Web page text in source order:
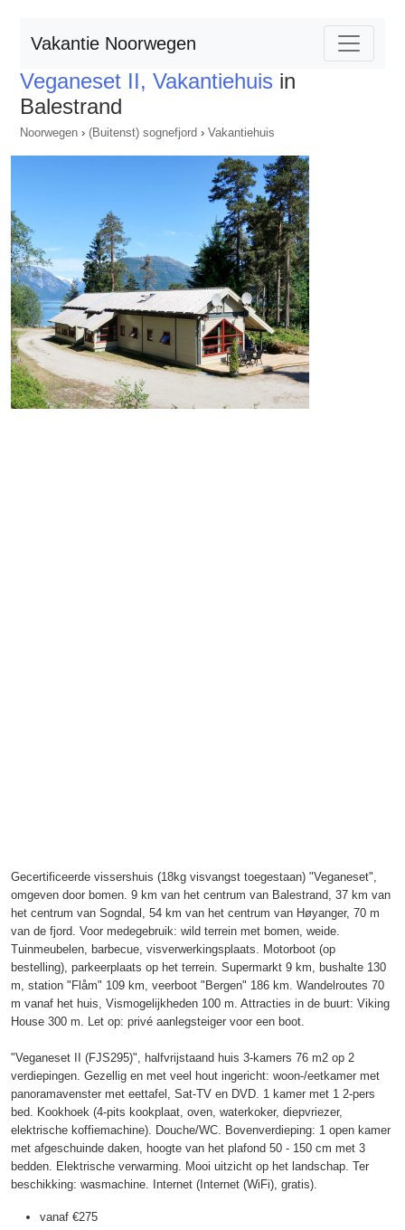
Vakantie Noorwegen
Veganeset II, Vakantiehuis in
Balestrand
Noorwegen › (Buitenst) sognefjord › Vakantiehuis
Gecertificeerde vissershuis (18kg visvangst toegestaan) "Veganeset",
omgeven door bomen. 9 km van het centrum van Balestrand, 37 km van
het centrum van Sogndal, 54 km van het centrum van Høyanger, 70 m
van de fjord. Voor medegebruik: wild terrein met bomen, weide.
Tuinmeubelen, barbecue, visverwerkingsplaats. Motorboot (op
bestelling), parkeerplaats op het terrein. Supermarkt 9 km, bushalte 130
m, station "Flåm" 109 km, veerboot "Bergen" 186 km. Wandelroutes 70
m vanaf het huis, Vismogelijkheden 100 m. Attracties in de buurt: Viking
House 300 m. Let op: privé aanlegsteiger voor een boot.
"Veganeset II (FJS295)", halfvrijstaand huis 3-kamers 76 m2 op 2
verdiepingen. Gezellig en met veel hout ingericht: woon-/eetkamer met
panoramavenster met eettafel, Sat-TV en DVD. 1 kamer met 1 2-pers
bed. Kookhoek (4-pits kookplaat, oven, waterkoker, diepvriezer,
elektrische koffiemachine). Douche/WC. Bovenverdieping: 1 open kamer
met afgeschuinde daken, hoogte van het plafond 50 - 150 cm met 3
bedden. Elektrische verwarming. Mooi uitzicht op het landschap. Ter
beschikking: wasmachine. Internet (Internet (WiFi), gratis).
vanaf €275